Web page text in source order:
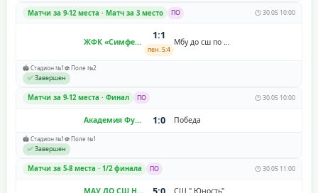
Матчи за 9-12 места · Матч за 3 место ПО 🕐 30.05 10:00
ЖФК «Симферополь»
1:1
пен. 5:4
Мбу до сш по футболу г. Ставрополя
🏟️ Стадион №1⚽ Поле №2
✅ Завершен
Матчи за 9-12 места · Финал ПО 🕐 30.05 10:00
Академия Футбола Алания 1:0 Победа
🏟️ Стадион №1⚽ Поле №1
✅ Завершен
Матчи за 5-8 места · 1/2 финала ПО 🕐 30.05 11:00